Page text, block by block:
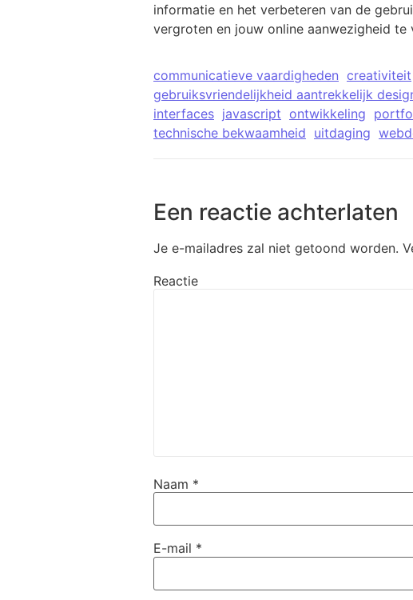
informatie en het verbeteren van de
vergroten en jouw online aanwezigheid te
communicatieve vaardigheden creativiteit
gebruiksvriendelijkheid aantrekkelijk
interfaces javascript ontwikkeling
technische bekwaamheid uitdaging
Een reactie achterlaten
Je e-mailadres zal niet getoond worden.
Reactie
Naam *
E-mail *